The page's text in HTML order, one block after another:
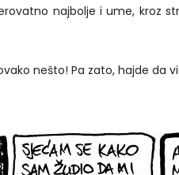
najbolje i ume, kroz
nešto! Pa zato, hajde da